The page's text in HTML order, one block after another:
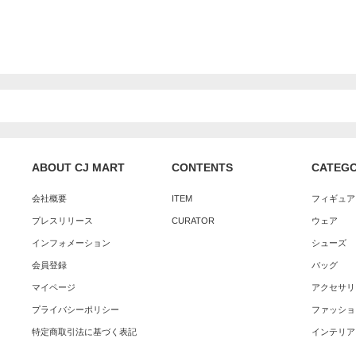
ABOUT CJ MART
会社概要
プレスリリース
インフォメーション
会員登録
マイページ
プライバシーポリシー
特定商取引法に基づく表記
CONTENTS
ITEM
CURATOR
フィギュ
ウェア
シューズ
バッグ
アクセサ
ファッシ
インテリア